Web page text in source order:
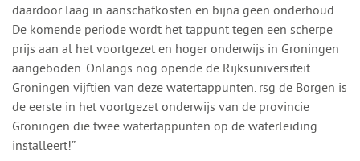
daardoor laag in aanschafkosten en bijna geen onderhoud.
De komende periode wordt het tappunt tegen een scherpe
prijs aan al het voortgezet en hoger onderwijs in Groningen
aangeboden. Onlangs nog opende de Rijksuniversiteit
Groningen vijftien van deze watertappunten. rsg de Borgen is
de eerste in het voortgezet onderwijs van de provincie
Groningen die twee watertappunten op de waterleiding
installeert!”